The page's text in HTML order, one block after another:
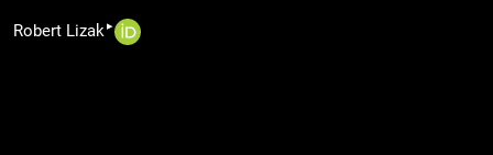
Robert Lizak▸